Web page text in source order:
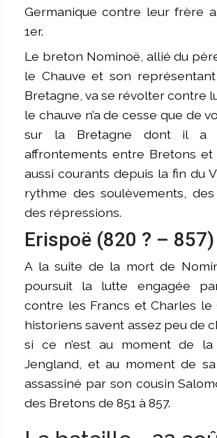
Germanique contre leur frère
1er.
Le breton Nominoë, allié du
le Chauve et son
Bretagne, va se révolter contre
le chauve n’a de cesse que de
sur la Bretagne dont il a
affrontements entre Bretons et
aussi courants depuis la fin du
rythme des soulèvements,
des répressions.
Erispoë (820 ? – 857)
A la suite de la mort de
poursuit la lutte engagée
contre les Francs et Charles le
historiens savent assez peu de
si ce n’est au moment de
Jengland, et au moment de
assassiné par son cousin
des Bretons de 851 à 857.